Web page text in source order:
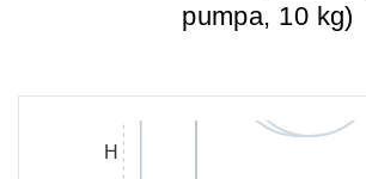
pumpa, 10 kg)
H